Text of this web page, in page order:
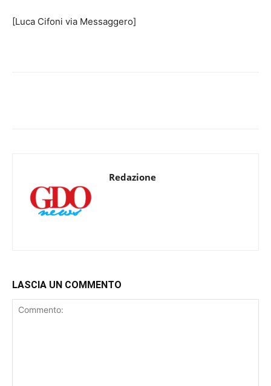
[Luca Cifoni via Messaggero]
Redazione
LASCIA UN COMMENTO